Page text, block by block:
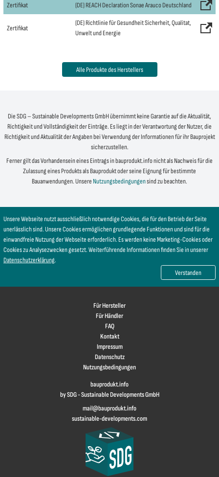
Zertifikat (DE) REACH Declaration Sonae Arauco Deutschland
Zertifikat
(DE) Richtlinie für Gesundheit Sicherheit, Qualitat,
Unwelt und Energie
Alle Produkte des Herstellers
Die SDG – Sustainable Developments GmbH übernimmt keine Garantie auf die Aktualität,
Richtigkeit und Vollständigkeit der Einträge. Es liegt in der Verantwortung der Nutzer, die
Richtigkeit und Aktualität der Angaben bei Verwendung der Informationen für ihr Bauprojekt
sicherzustellen.
Ferner gilt das Vorhandensein eines Eintrags in bauprodukt.info nicht als Nachweis für die
Zulassung eines Produkts als Bauprodukt oder seine Eignung für bestimmte
Bauanwendungen. Unsere Nutzungsbedingungensind zu beachten.
Unsere Webseite nutzt ausschließlich notwendige Cookies, die für den Betrieb der Seite
unerlässlich sind. Unsere Cookies ermöglichen grundlegende Funktionen und sind für die
einwandfreie Nutzung der Webseite erforderlich. Es werden keine Marketing-Cookies oder
Cookies zu Analysezwecken gesetzt. Weiterführende Informationen finden Sie in unserer
Datenschutzerklärung.
Verstanden
Für Hersteller
Für Händler
FAQ
Kontakt
Impressum
Datenschutz
Nutzungsbedingungen
bauprodukt.info
by SDG - Sustainable Developments GmbH
mail@bauprodukt.info
sustainable-developments.com